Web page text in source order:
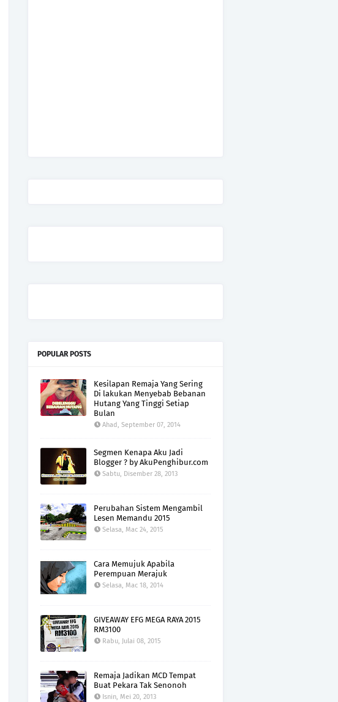
POPULAR POSTS
Kesilapan Remaja Yang Sering
Di lakukan Menyebab Bebanan
Hutang Yang Tinggi Setiap
Bulan
Ahad, September 07, 2014
Segmen Kenapa Aku Jadi
Blogger ? by AkuPenghibur.com
Sabtu, Disember 28, 2013
Perubahan Sistem Mengambil
Lesen Memandu 2015
Selasa, Mac 24, 2015
Cara Memujuk Apabila
Perempuan Merajuk
Selasa, Mac 18, 2014
GIVEAWAY EFG MEGA RAYA 2015
RM3100
Rabu, Julai 08, 2015
Remaja Jadikan MCD Tempat
Buat Pekara Tak Senonoh
Isnin, Mei 20, 2013